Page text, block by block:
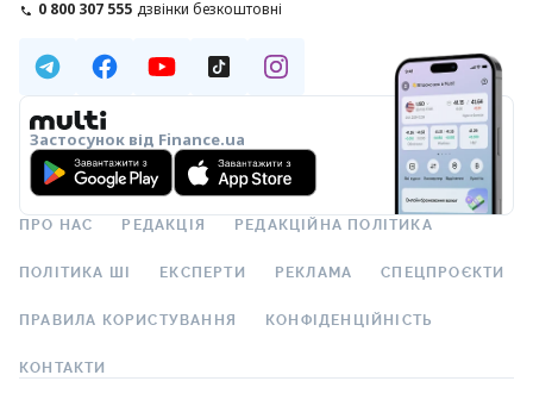
0 800 307 555 дзвінки безкоштовні
Застосунок від Finance.ua
ПРО НАС РЕДАКЦІЯ РЕДАКЦІЙНА ПОЛІТИКА
ПОЛІТИКА ШІ ЕКСПЕРТИ РЕКЛАМА СПЕЦПРОЄКТИ
ПРАВИЛА КОРИСТУВАННЯ КОНФІДЕНЦІЙНІСТЬ
КОНТАКТИ